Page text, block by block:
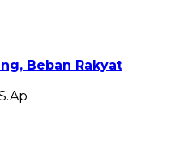
Beban Rakyat